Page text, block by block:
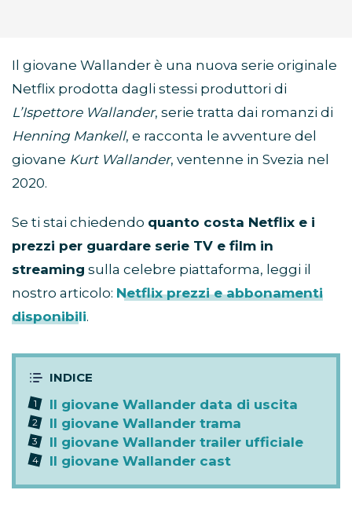
Il giovane Wallander è una nuova serie originale
Netflix prodotta dagli stessi produttori di
L’Ispettore Wallander, serie tratta dai romanzi di
Henning Mankell, e racconta le avventure del
giovane Kurt Wallander, ventenne in Svezia nel
2020.
Se ti stai chiedendo quanto costa Netflix e i
prezzi per guardare serie TV e film in
streaming sulla celebre piattaforma, leggi il
nostro articolo: Netflix prezzi e abbonamenti
disponibili.
Il giovane Wallander data di uscita
Il giovane Wallander trama
Il giovane Wallander trailer ufficiale
Il giovane Wallander cast